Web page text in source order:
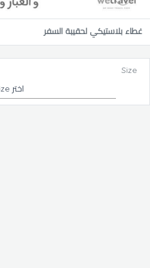
غطاء بلاستيكي لحقيبة السفر
Size
اختر Size